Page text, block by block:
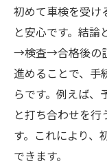
初めて車検を受け
と安心です。結
→検査→合格後の
進めることで、手
らです。例えば、
と打ち合わせを行
す。これにより、
できます。